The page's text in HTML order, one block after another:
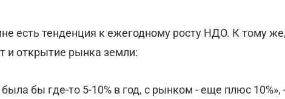
есть тенденция к ежегодному росту НДО. К тому же,
и открытие рынка земли:
бы где-то 5-10% в год, с рынком - еще плюс 10%»,